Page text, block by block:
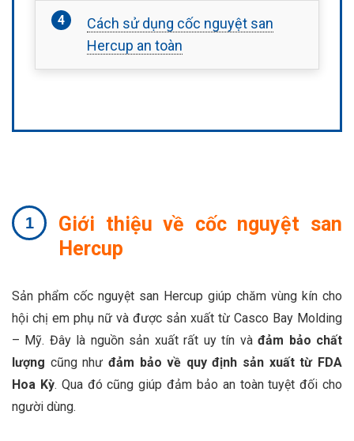
Cách sử dụng cốc nguyệt san
Hercup an toàn
Giới thiệu về cốc nguyệt san
Hercup
Sản phẩm cốc nguyệt san Hercup giúp chăm vùng kín cho
hội chị em phụ nữ và được sản xuất từ Casco Bay Molding
– Mỹ. Đây là nguồn sản xuất rất uy tín vàđảm bảo chất
lượng cũng như đảm bảo về quy định sản xuất từ FDA
Hoa Kỳ. Qua đó cũng giúp đảm bảo an toàn tuyệt đối cho
người dùng.